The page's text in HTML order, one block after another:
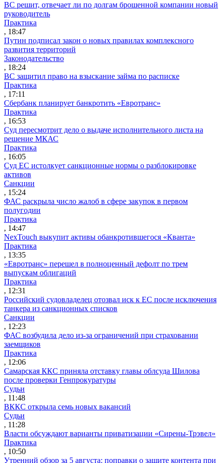
ВС решит, отвечает ли по долгам брошенной компании новый
руководитель
Практика
, 18:47
Путин подписал закон о новых правилах комплексного
развития территорий
Законодательство
, 18:24
ВС защитил право на взыскание займа по расписке
Практика
, 17:11
Сбербанк планирует банкротить «Евротранс»
Практика
, 16:53
Суд пересмотрит дело о выдаче исполнительного листа на
решение МКАС
Практика
, 16:05
Суд ЕС истолкует санкционные нормы о разблокировке
активов
Санкции
, 15:24
ФАС раскрыла число жалоб в сфере закупок в первом
полугодии
Практика
, 14:47
NexTouch выкупит активы обанкротившегося «Кванта»
Практика
, 13:35
«Евротранс» перешел в полноценный дефолт по трем
выпускам облигаций
Практика
, 12:31
Российский судовладелец отозвал иск к ЕС после исключения
танкера из санкционных списков
Санкции
, 12:23
ФАС возбудила дело из-за ограничений при страховании
заемщиков
Практика
, 12:06
Самарская ККС приняла отставку главы облсуда Шилова
после проверки Генпрокуратуры
Судьи
, 11:48
ВККС открыла семь новых вакансий
Судьи
, 11:28
Власти обсуждают варианты приватизации «Сирены-Трэвел»
Практика
, 10:50
Утренний обзор за 5 августа: поправки о защите контента при